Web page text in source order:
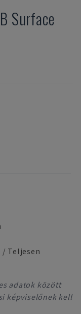
Surface
Teljesen
adatok között
képviselőnek kell